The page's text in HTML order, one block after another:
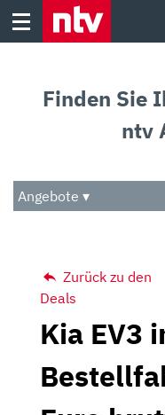
Skip
Audio
Das Beste
Finden Sie
ntv
Angebote ▾
Zurück zu den
Deals
Kia EV3